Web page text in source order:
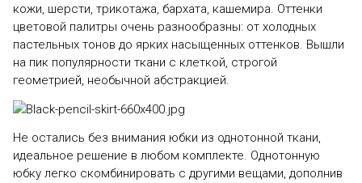
кожи, шерсти, трикотажа, бархата, кашемира. Оттенки
цветовой палитры очень разнообразны: от холодных
пастельных тонов до ярких насыщенных оттенков. Вышли
на пик популярности ткани с клеткой, строгой
геометрией, необычной абстракцией.
Не остались без внимания юбки из однотонной ткани,
идеальное решение в любом комплекте. Однотонную
юбку легко скомбинировать с другими вещами, дополнив